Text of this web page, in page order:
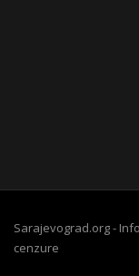
Sarajevograd.org -
cenzure